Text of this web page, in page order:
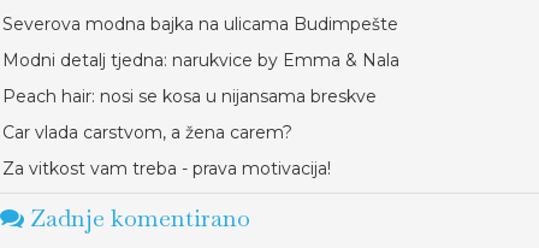
Severova modna bajka na ulicama Budimpešte
Modni detalj tjedna: narukvice by Emma & Nala
Peach hair: nosi se kosa u nijansama breskve
Car vlada carstvom, a žena carem?
Za vitkost vam treba - prava motivacija!
Zadnje komentirano